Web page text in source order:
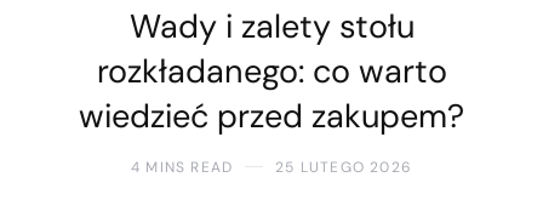
Wady i zalety stołu
rozkładanego: co warto
wiedzieć przed zakupem?
4 MINS READ 25 LUTEGO 2026